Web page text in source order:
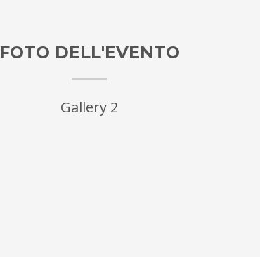
FOTO DELL'EVENTO
Gallery 2